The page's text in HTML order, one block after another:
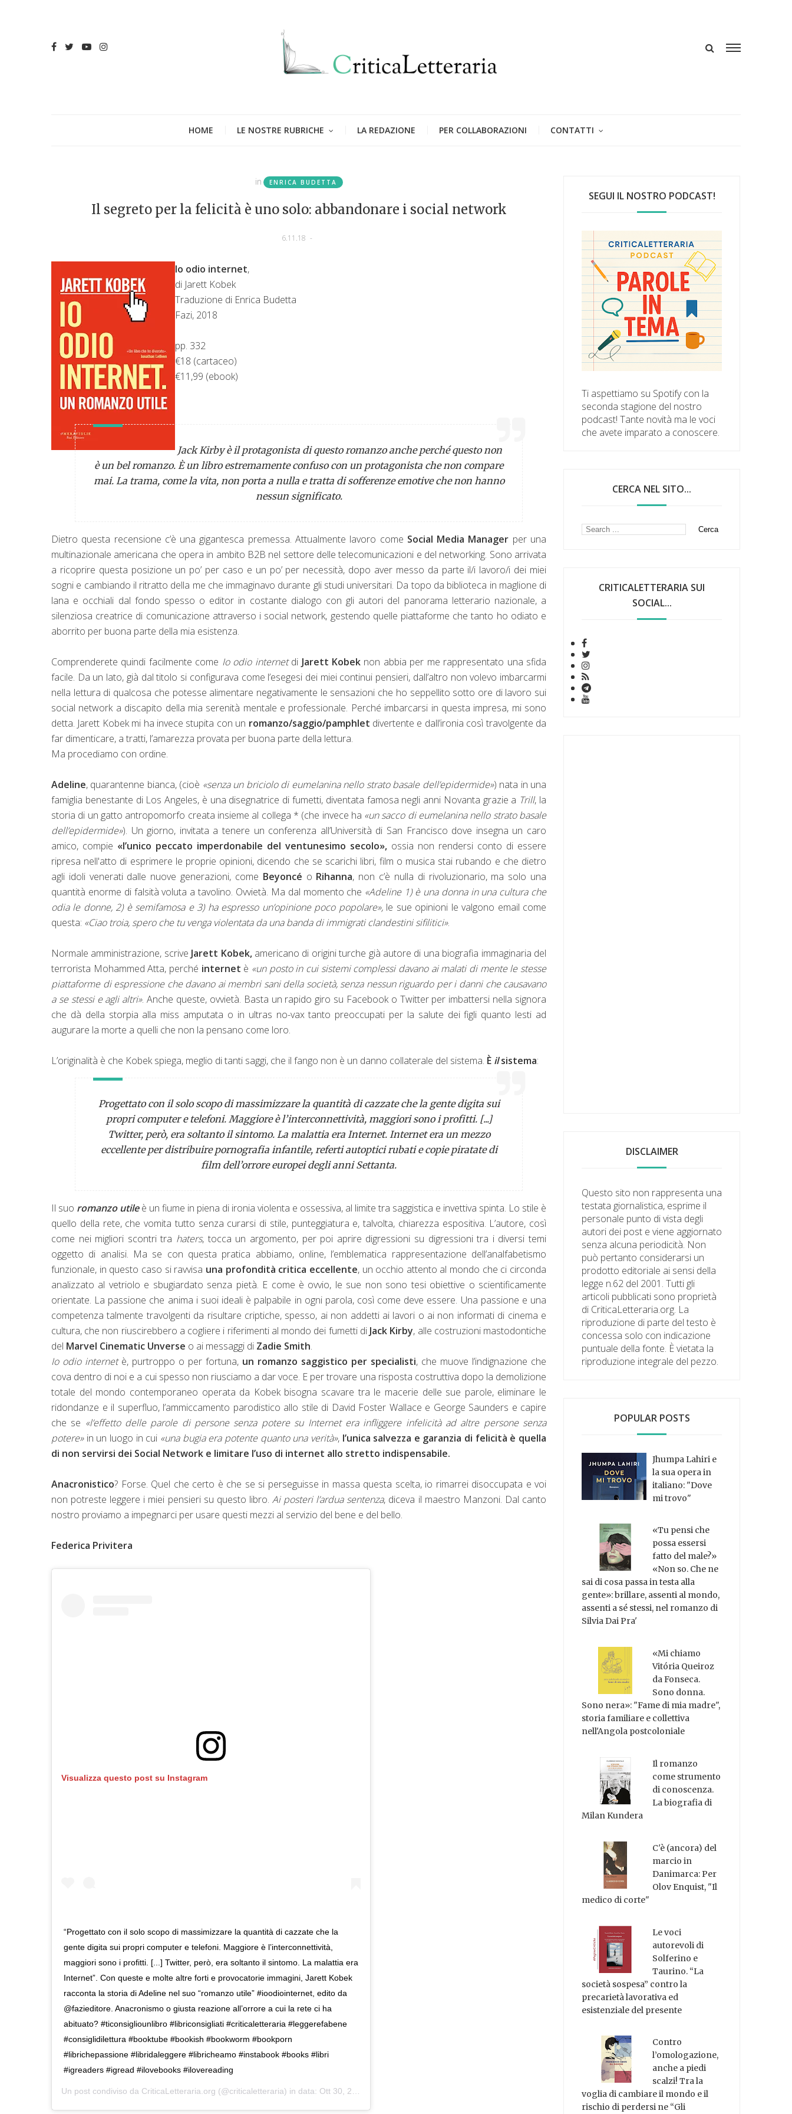
HOME LE NOSTRE RUBRICHE LA REDAZIONE PER COLLABORAZIONI CONTATTI
in ENRICA BUDETTA
Il segreto per la felicità è uno solo: abbandonare i social network
6.11.18 -
Io odio internet,
di Jarett Kobek
Traduzione di Enrica Budetta
Fazi, 2018
pp. 332
€18 (cartaceo)
€11,99 (ebook)
Jack Kirby è il protagonista di questo romanzo anche perché questo non
è un bel romanzo. È un libro estremamente confuso con un protagonista che non compare
mai. La trama, come la vita, non porta a nulla e tratta di sofferenze emotive che non hanno
nessun significato.
Dietro questa recensione c’è una gigantesca premessa. Attualmente lavoro come Social Media Manager per una
multinazionale americana che opera in ambito B2B nel settore delle telecomunicazioni e del networking. Sono arrivata
a ricoprire questa posizione un po’ per caso e un po’ per necessità, dopo aver messo da parte il/i lavoro/i dei miei
sogni e cambiando il ritratto della me che immaginavo durante gli studi universitari. Da topo da biblioteca in maglione di
lana e occhiali dal fondo spesso o editor in costante dialogo con gli autori del panorama letterario nazionale, a
silenziosa creatrice di comunicazione attraverso i social network, gestendo quelle piattaforme che tanto ho odiato e
aborrito per buona parte della mia esistenza.
Comprenderete quindi facilmente come Io odio internetdi Jarett Kobek non abbia per me rappresentato una sfida
facile. Da un lato, già dal titolo si configurava come l’esegesi dei miei continui pensieri, dall’altro non volevo imbarcarmi
nella lettura di qualcosa che potesse alimentare negativamente le sensazioni che ho seppellito sotto ore di lavoro sui
social network a discapito della mia serenità mentale e professionale. Perché imbarcarsi in questa impresa, mi sono
detta. Jarett Kobek mi ha invece stupita con un romanzo/saggio/pamphlet divertente e dall’ironia così travolgente da
far dimenticare, a tratti, l’amarezza provata per buona parte della lettura.
Ma procediamo con ordine.
Adeline, quarantenne bianca, (cioè «senza un briciolo di eumelanina nello strato basale dell’epidermide») nata in una
famiglia benestante di Los Angeles, è una disegnatrice di fumetti, diventata famosa negli anni Novanta grazie a Trill, la
storia di un gatto antropomorfo creata insieme al collega * (che invece ha «un sacco di eumelanina nello strato basale
dell’epidermide»). Un giorno, invitata a tenere un conferenza all’Università di San Francisco dove insegna un caro
amico, compie «l’unico peccato imperdonabile del ventunesimo secolo», ossia non rendersi conto di essere
ripresa nell'atto di esprimere le proprie opinioni, dicendo che se scarichi libri, film o musica stai rubando e che dietro
agli idoli venerati dalle nuove generazioni, come Beyoncé o Rihanna, non c’è nulla di rivoluzionario, ma solo una
quantità enorme di falsità voluta a tavolino. Ovvietà. Ma dal momento che «Adeline 1) è una donna in una cultura che
odia le donne, 2) è semifamosa e 3) ha espresso un’opinione poco popolare», le sue opinioni le valgono email come
questa: «Ciao troia, spero che tu venga violentata da una banda di immigrati clandestini sifilitici».
Normale amministrazione, scrive Jarett Kobek, americano di origini turche già autore di una biografia immaginaria del
terrorista Mohammed Atta, perché internet è «un posto in cui sistemi complessi davano ai malati di mente le stesse
piattaforme di espressione che davano ai membri sani della società, senza nessun riguardo per i danni che causavano
a se stessi e agli altri». Anche queste, ovvietà. Basta un rapido giro su Facebook o Twitter per imbattersi nella signora
che dà della storpia alla miss amputata o in ultras no-vax tanto preoccupati per la salute dei figli quanto lesti ad
augurare la morte a quelli che non la pensano come loro.
L’originalità è che Kobek spiega, meglio di tanti saggi, che il fango non è un danno collaterale del sistema. È ilsistema:
Progettato con il solo scopo di massimizzare la quantità di cazzate che la gente digita sui
propri computer e telefoni. Maggiore è l’interconnettività, maggiori sono i profitti. [...]
Twitter, però, era soltanto il sintomo. La malattia era Internet. Internet era un mezzo
eccellente per distribuire pornografia infantile, referti autoptici rubati e copie piratate di
film dell’orrore europei degli anni Settanta.
Il suo romanzo utileè un fiume in piena di ironia violenta e ossessiva, al limite tra saggistica e invettiva spinta. Lo stile è
quello della rete, che vomita tutto senza curarsi di stile, punteggiatura e, talvolta, chiarezza espositiva. L’autore, così
come nei migliori scontri tra haters, tocca un argomento, per poi aprire digressioni su digressioni tra i diversi temi
oggetto di analisi. Ma se con questa pratica abbiamo, online, l’emblematica rappresentazione dell’analfabetismo
funzionale, in questo caso si ravvisa una profondità critica eccellente, un occhio attento al mondo che ci circonda
analizzato al vetriolo e sbugiardato senza pietà. E come è ovvio, le sue non sono tesi obiettive o scientificamente
orientate. La passione che anima i suoi ideali è palpabile in ogni parola, così come deve essere. Una passione e una
competenza talmente travolgenti da risultare criptiche, spesso, ai non addetti ai lavori o ai non informati di cinema e
cultura, che non riuscirebbero a cogliere i riferimenti al mondo dei fumetti di Jack Kirby, alle costruzioni mastodontiche
del Marvel Cinematic Unverse o ai messaggi di Zadie Smith.
Io odio internetè, purtroppo o per fortuna, un romanzo saggistico per specialisti, che muove l’indignazione che
cova dentro di noi e a cui spesso non riusciamo a dar voce. E per trovare una risposta costruttiva dopo la demolizione
totale del mondo contemporaneo operata da Kobek bisogna scavare tra le macerie delle sue parole, eliminare le
ridondanze e il superfluo, l’ammiccamento parodistico allo stile di David Foster Wallace e George Saunders e capire
che se «l’effetto delle parole di persone senza potere su Internet era infliggere infelicità ad altre persone senza
potere»in un luogo in cui «una bugia era potente quanto una verità», l’unica salvezza e garanzia di felicità è quella
di non servirsi dei Social Network e limitare l’uso di internet allo stretto indispensabile.
Anacronistico? Forse. Quel che certo è che se si perseguisse in massa questa scelta, io rimarrei disoccupata e voi
non potreste leggere i miei pensieri su questo libro.Ai posteri l’ardua sentenza, diceva il maestro Manzoni. Dal canto
nostro proviamo a impegnarci per usare questi mezzi al servizio del bene e del bello.
Federica Privitera
Visualizza questo post su Instagram
“Progettato con il solo scopo di massimizzare la quantità di cazzate che la
gente digita sui propri computer e telefoni. Maggiore è l’interconnettività,
maggiori sono i profitti. [...] Twitter, però, era soltanto il sintomo. La malattia era
Internet”. Con queste e molte altre forti e provocatorie immagini, Jarett Kobek
racconta la storia di Adeline nel suo “romanzo utile” #ioodiointernet, edito da
@fazieditore. Anacronismo o giusta reazione all’orrore a cui la rete ci ha
abituato? #ticonsigliounlibro #libriconsigliati #criticaletteraria #leggerefabene
#consiglidilettura #booktube #bookish #bookworm #bookporn
#librichepassione #libridaleggere #libricheamo #instabook #books #libri
#igreaders #igread #ilovebooks #ilovereading
Un post condiviso da CriticaLetteraria.org (@criticaletteraria) in data: Ott 30, 2018 at 5:02 PDT
SEGUI IL NOSTRO PODCAST!
Ti aspettiamo su Spotify con la
seconda stagione del nostro
podcast! Tante novità ma le voci
che avete imparato a conoscere.
CERCA NEL SITO...
CRITICALETTERARIA SUI
SOCIAL...
DISCLAIMER
Questo sito non rappresenta una
testata giornalistica, esprime il
personale punto di vista degli
autori dei post e viene aggiornato
senza alcuna periodicità. Non
può pertanto considerarsi un
prodotto editoriale ai sensi della
legge n.62 del 2001. Tutti gli
articoli pubblicati sono proprietà
di CriticaLetteraria.org. La
riproduzione di parte del testo è
concessa solo con indicazione
puntuale della fonte. È vietata la
riproduzione integrale del pezzo.
POPULAR POSTS
Jhumpa Lahiri e
la sua opera in
italiano: "Dove
mi trovo"
«Tu pensi che
possa essersi
fatto del male?»
«Non so. Che ne
sai di cosa passa in testa alla
gente»: brillare, assenti al mondo,
assenti a sé stessi, nel romanzo di
Silvia Dai Pra'
«Mi chiamo
Vitória Queiroz
da Fonseca.
Sono donna.
Sono nera»: "Fame di mia madre",
storia familiare e collettiva
nell'Angola postcoloniale
Il romanzo
come strumento
di conoscenza.
La biografia di
Milan Kundera
C'è (ancora) del
marcio in
Danimarca: Per
Olov Enquist, "Il
medico di corte"
Le voci
autorevoli di
Solferino e
Taurino. “La
società sospesa” contro la
precarietà lavorativa ed
esistenziale del presente
Contro
l’omologazione,
anche a piedi
scalzi! Tra la
voglia di cambiare il mondo e il
rischio di perdersi ne “Gli